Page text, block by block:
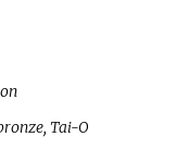
Tai-O